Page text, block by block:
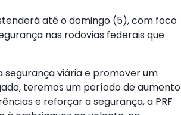
até o domingo (5), com foco
nas rodovias federais que
viária e promover um
teremos um período de aumento
e reforçar a segurança, a PRF